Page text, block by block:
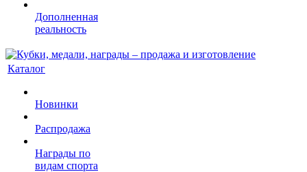
Дополненная
реальность
Каталог
Новинки
Распродажа
Награды по
видам спорта